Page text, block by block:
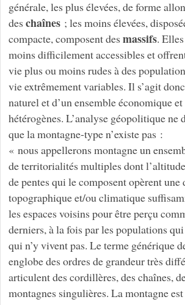
générale, les plus élevées, de forme
des chaînes; les moins élevées,
compacte, composent des massifs.
moins difficilement accessibles et
vie plus ou moins rudes à des
vie extrêmement variables. Il s’agit
naturel et d’un ensemble économique
hétérogènes. L’analyse géopolitique
que la montagne-type n’existe pas :
« nous appellerons montagne un
de territorialités multiples dont
de pentes qui le composent opèrent
topographique et/ou climatique
les espaces voisins pour être perçu
derniers, à la fois par les populations
qui n’y vivent pas. Le terme générique
englobe des ordres de grandeur très
articulent des cordillères, des chaînes,
montagnes singulières. La montagne